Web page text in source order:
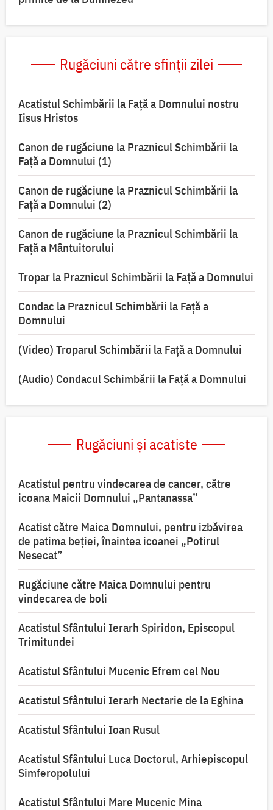
Rugăciuni către sfinții zilei
Acatistul Schimbării la Faţă a Domnului nostru
Iisus Hristos
Canon de rugăciune la Praznicul Schimbării la
Faţă a Domnului (1)
Canon de rugăciune la Praznicul Schimbării la
Faţă a Domnului (2)
Canon de rugăciune la Praznicul Schimbării la
Față a Mântuitorului
Tropar la Praznicul Schimbării la Faţă a Domnului
Condac la Praznicul Schimbării la Faţă a
Domnului
(Video) Troparul Schimbării la Față a Domnului
(Audio) Condacul Schimbării la Față a Domnului
Rugăciuni și acatiste
Acatistul pentru vindecarea de cancer, către
icoana Maicii Domnului „Pantanassa”
Acatist către Maica Domnului, pentru izbăvirea
de patima beției, înaintea icoanei „Potirul
Nesecat”
Rugăciune către Maica Domnului pentru
vindecarea de boli
Acatistul Sfântului Ierarh Spiridon, Episcopul
Trimitundei
Acatistul Sfântului Mucenic Efrem cel Nou
Acatistul Sfântului Ierarh Nectarie de la Eghina
Acatistul Sfântului Ioan Rusul
Acatistul Sfântului Luca Doctorul, Arhiepiscopul
Simferopolului
Acatistul Sfântului Mare Mucenic Mina